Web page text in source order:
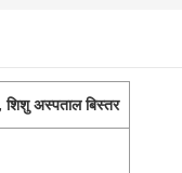
,शिशु अस्पताल बिस्तर